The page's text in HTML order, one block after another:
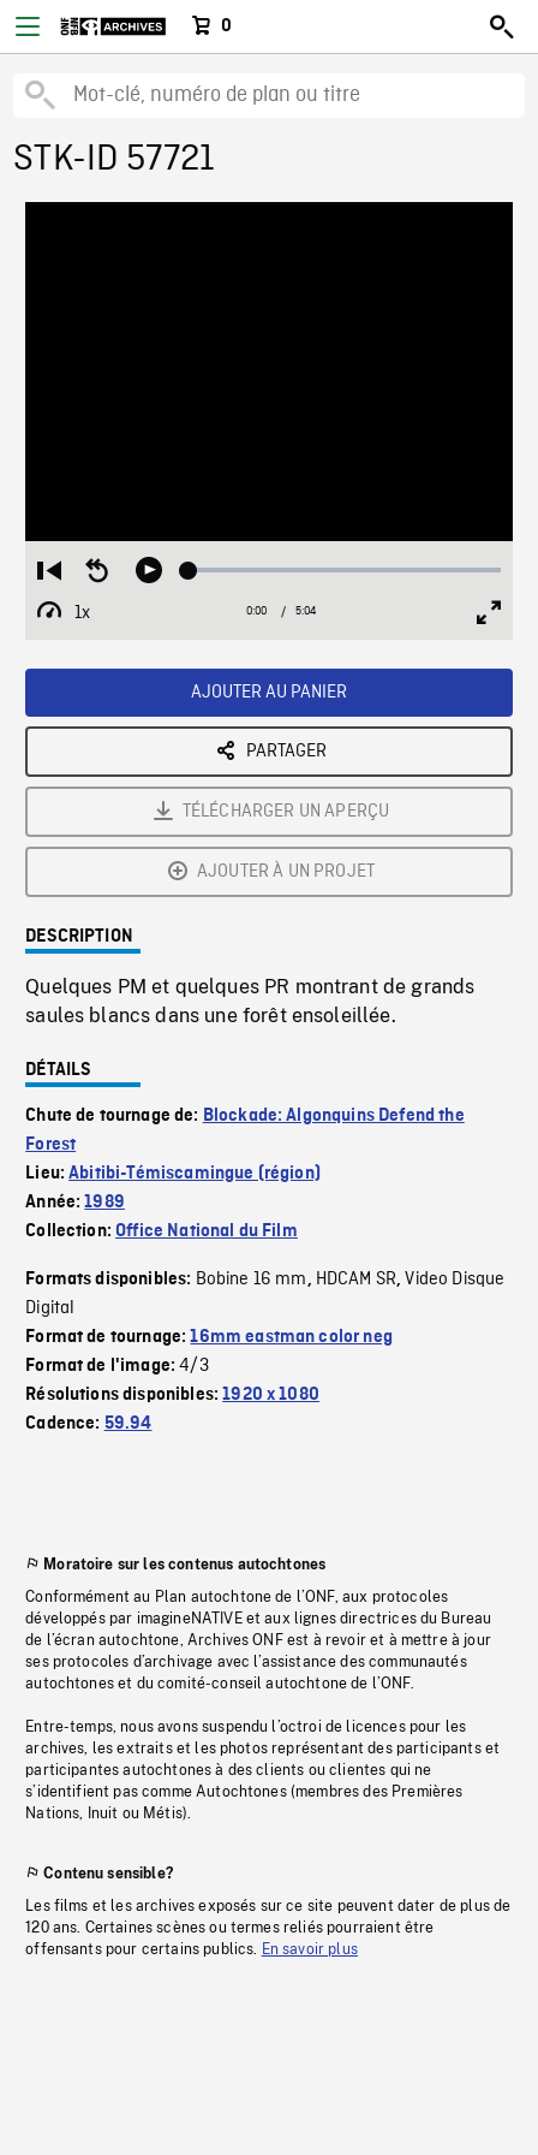
0
STK-ID 57721
Restart
from
beginning
Seek
Play Loaded:
1x
Playback
Current
0:00 / Duration
5:04
AJOUTER AU PANIER
PARTAGER
TÉLÉCHARGER UN APERÇU
AJOUTER À UN PROJET
DESCRIPTION
Quelques PM et quelques PR montrant de grands
saules blancs dans une forêt ensoleillée.
DÉTAILS
Chute de tournage de: Blockade: Algonquins Defend the
Forest
Lieu:Abitibi-Témiscamingue (région)
Année:1989
Collection:Office National du Film
Formats disponibles: Bobine 16 mm, HDCAM SR,Video Disque
Digital
Format de tournage:16mm eastman color neg
Format de l'image:4/3
Résolutions disponibles:1920 x 1080
Cadence: 59.94
Moratoire sur les contenus autochtones
Conformément au Plan autochtone de l’ONF, aux protocoles
développés par imagineNATIVE et aux lignes directrices du Bureau
de l’écran autochtone, Archives ONF est à revoir et à mettre à jour
ses protocoles d’archivage avec l’assistance des communautés
autochtones et du comité-conseil autochtone de l’ONF.
Entre-temps, nous avons suspendu l’octroi de licences pour les
archives, les extraits et les photos représentant des participants et
participantes autochtones à des clients ou clientes qui ne
s’identifient pas comme Autochtones (membres des Premières
Nations, Inuit ou Métis).
Contenu sensible?
Les films et les archives exposés sur ce site peuvent dater de plus de
120 ans. Certaines scènes ou termes reliés pourraient être
offensants pour certains publics. En savoir plus